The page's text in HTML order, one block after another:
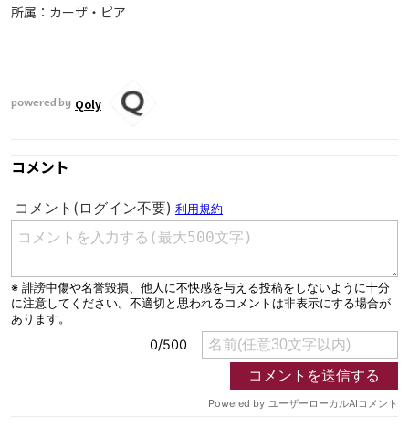
所属：カーザ・ピア
powered by Qoly
コメント